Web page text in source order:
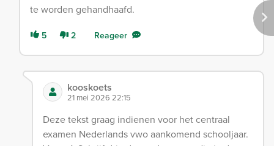
te worden gehandhaafd.
5 2 Reageer
kooskoets
21 mei 2026 22:15
Deze tekst graag indienen voor het centraal
examen Nederlands vwo aankomend schooljaar.